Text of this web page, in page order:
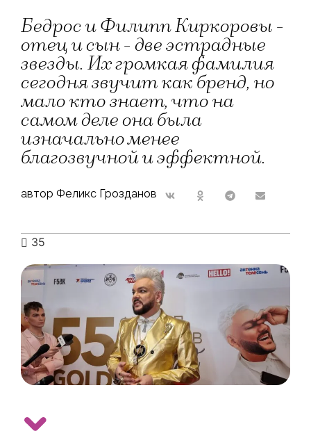
Бедрос и Филипп Киркоровы -
отец и сын - две эстрадные
звезды. Их громкая фамилия
сегодня звучит как бренд, но
мало кто знает, что на
самом деле она была
изначально менее
благозвучной и эффектной.
автор Феликс Грозданов
35